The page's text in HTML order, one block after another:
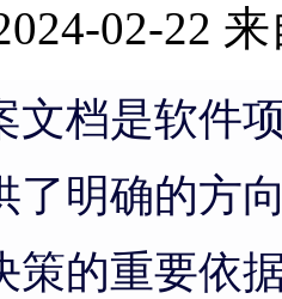
02-22 来
文档是软件
了明确的方
策的重要依